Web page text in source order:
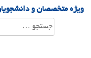
ویژه متخصصان و
جستجو
برای: